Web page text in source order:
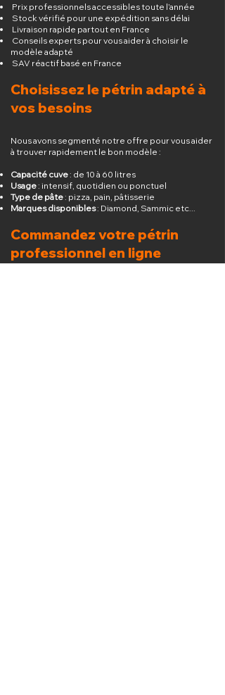
Prix professionnels accessibles toute l’année
Stock vérifié pour une expédition sans délai
Livraison rapide partout en France
Conseils experts pour vous aider à choisir le
modèle adapté
SAV réactif basé en France
Choisissez le pétrin adapté à
vos besoins
Nous avons segmenté notre offre pour vous aider
à trouver rapidement le bon modèle :
Capacité cuve: de 10 à 60 litres
Usage: intensif, quotidien ou ponctuel
Type de pâte: pizza, pain, pâtisserie
Marques disponibles: Diamond, Sammic etc...
Commandez votre pétrin
professionnel en ligne